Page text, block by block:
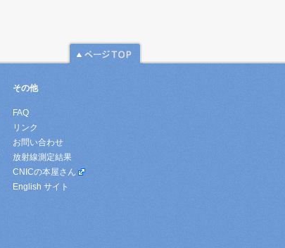
その他
FAQ
リンク
お問い合わせ
放射線測定結果
CNICの本屋さん
English サイト